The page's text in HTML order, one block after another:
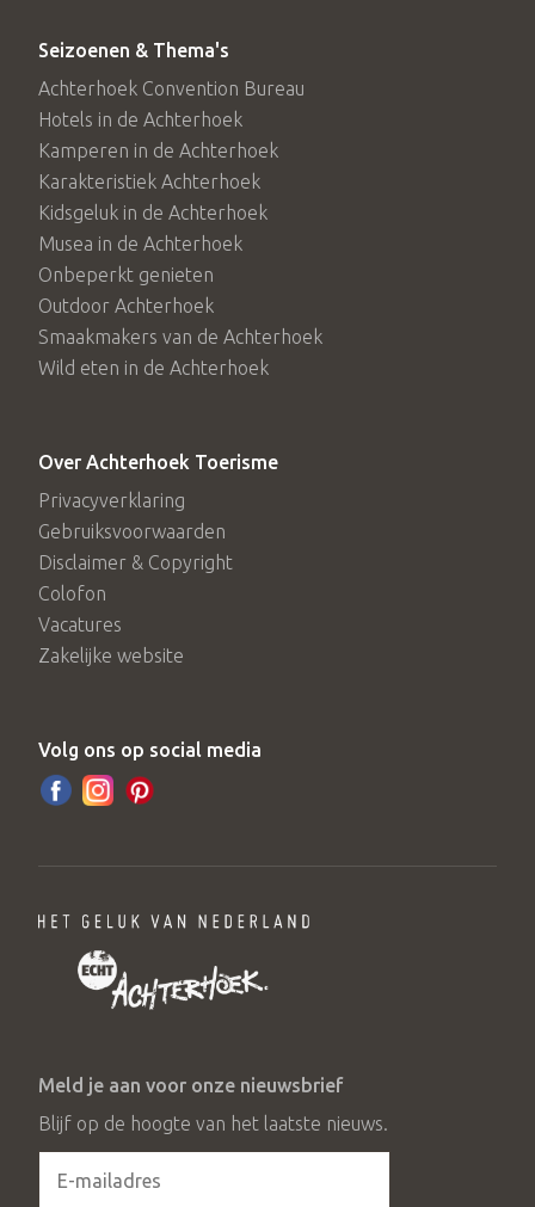
Seizoenen & Thema's
Achterhoek Convention Bureau
Hotels in de Achterhoek
Kamperen in de Achterhoek
Karakteristiek Achterhoek
Kidsgeluk in de Achterhoek
Musea in de Achterhoek
Onbeperkt genieten
Outdoor Achterhoek
Smaakmakers van de Achterhoek
Wild eten in de Achterhoek
Over Achterhoek Toerisme
Privacyverklaring
Gebruiksvoorwaarden
Disclaimer & Copyright
Colofon
Vacatures
Zakelijke website
Volg ons op social media
Meld je aan voor onze nieuwsbrief
Blijf op de hoogte van het laatste nieuws.